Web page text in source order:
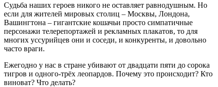
Судьба наших героев никого не оставляет равнодушным. Но
если для жителей мировых столиц – Москвы, Лондона,
Вашингтона – гигантские кошачьи просто симпатичные
персонажи телерепортажей и рекламных плакатов, то для
многих уссурийцев они и соседи, и конкуренты, и довольно
часто враги.
Ежегодно у нас в стране убивают от двадцати пяти до сорока
тигров и одного-трёх леопардов. Почему это происходит? Кто
виноват? Что делать?